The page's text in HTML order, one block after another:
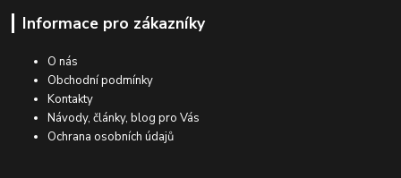
Informace pro zákazníky
O nás
Obchodní podmínky
Kontakty
Návody, články, blog pro Vás
Ochrana osobních údajů